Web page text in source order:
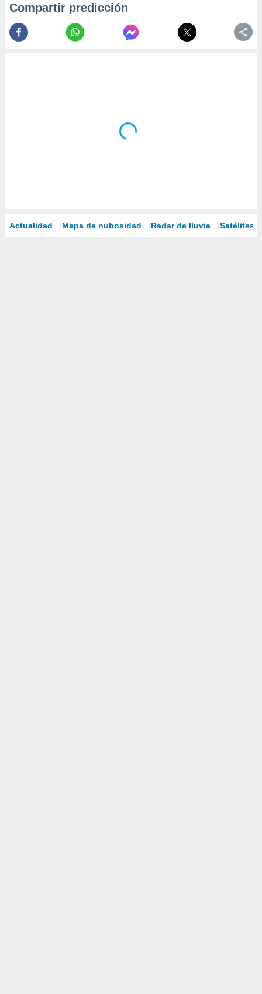
Compartir predicción
Actualidad Mapa de nubosidad Radar de lluvia Satélites